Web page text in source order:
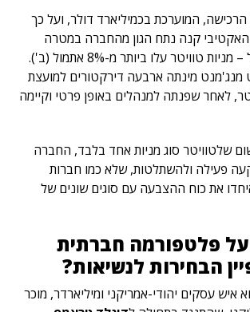
המוערכת בכמיליארד דולר, ועל כך
קנה נתח הגון מהחברה במטרה
להדיח את המנכ"ל – מניות טוויטר עלו ביותר מ-8% אתמול (ב').
מנג'מנט מינתה ארבעה דירקטורים למועצת
לאחר שפנתה למנהלים באופן פרטי וקיימה
שלטוויטר סוג מניות אחד בלבד, החברה
פעילה ולהשתלטות, שלא כמו חברות
את כוח ההצבעה עם סוגים שונים של
פלטפורמה חברתית
הבחירות לנשיאות?
איש עסקים יהודי-אמריקני ומיליארדר, מוכר